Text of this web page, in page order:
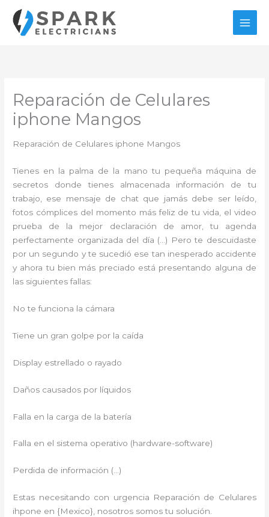
contenido
Reparación de Celulares
iphone Mangos
Reparación de Celulares iphone Mangos
Tienes en la palma de la mano tu pequeña máquina de
secretos donde tienes almacenada información de tu
trabajo, ese mensaje de chat que jamás debe ser leído,
fotos cómplices del momento más feliz de tu vida, el video
prueba de la mejor declaración de amor, tu agenda
perfectamente organizada del día (…) Pero te descuidaste
por un segundo y te sucedió ese tan inesperado accidente
y ahora tu bien más preciado está presentando alguna de
las siguientes fallas:
No te funciona la cámara
Tiene un gran golpe por la caída
Display estrellado o rayado
Daños causados por líquidos
Falla en la carga de la batería
Falla en el sistema operativo (hardware-software)
Perdida de información (…)
Estas necesitando con urgencia Reparación de Celulares
ihpone en {Mexico}, nosotros somos tu solución.